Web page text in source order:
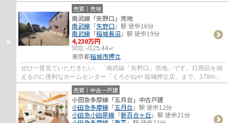
をお考えの方、コチラの売地をご覧ください...
売買｜売地
南武線「矢野口」売地
南武線 「矢野口 」駅 徒歩16分
南武線 「稲城長沼」駅 徒歩19分
4,230万円
間取:-/125.44㎡
東京都稲城市押立
ぜひ一度見ていただきたい、「南武線「矢野口」売地」です。日用品を揃
えるのに便利なホームセンター「くろがねや 稲城押立店」まで、178mで
す。広さの心配がいらない土地面積125.44㎡...
売買｜中古一戸建
小田急多摩線「五月台」中古戸建
小田急多摩線 「五月台 」駅 徒歩12分
小田急小田原線 「新百合ヶ丘」駅 徒歩21分